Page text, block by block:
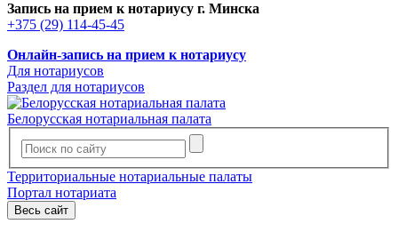
Запись на прием к нотариусу г. Минска
+375 (29) 114-45-45
Онлайн-запись на прием к нотариусу
Для нотариусов
Раздел для нотариусов
Белорусская нотариальная палата
Территориальные нотариальные палаты
Портал нотариата
Весь сайт